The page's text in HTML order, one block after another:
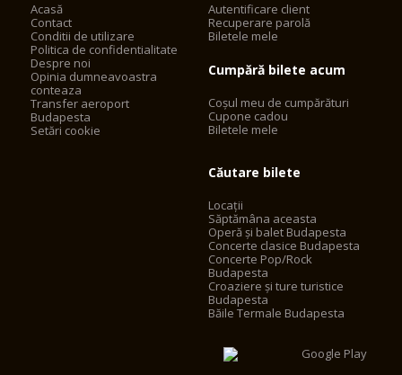
Acasă
Contact
Conditii de utilizare
Politica de confidentialitate
Despre noi
Opinia dumneavoastra
conteaza
Transfer aeroport
Budapesta
Setări cookie
Autentificare client
Recuperare parolă
Biletele mele
Cumpără bilete acum
Coșul meu de cumpărături
Cupone cadou
Biletele mele
Căutare bilete
Locații
Săptămâna aceasta
Operă și balet Budapesta
Concerte clasice Budapesta
Concerte Pop/Rock
Budapesta
Croaziere și ture turistice
Budapesta
Băile Termale Budapesta